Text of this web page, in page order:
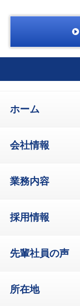
ホーム
会社情報
業務内容
採用情報
先輩社員の声
所在地